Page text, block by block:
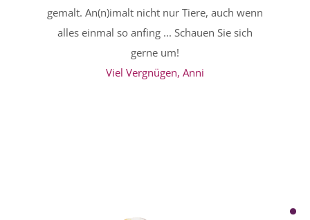
gemalt. An(n)imalt nicht nur Tiere, auch wenn
alles einmal so anfing ... Schauen Sie sich
gerne um!
Viel Vergnügen, Anni